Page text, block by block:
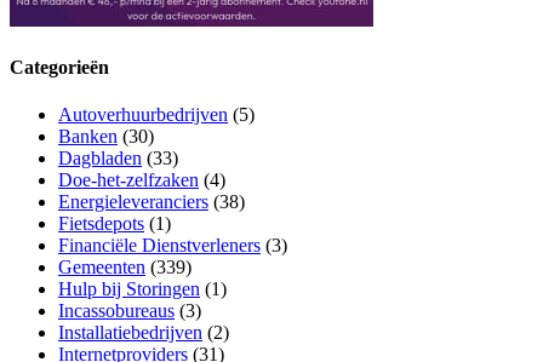
Categorieën
Autoverhuurbedrijven (5)
Banken (30)
Dagbladen (33)
Doe-het-zelfzaken (4)
Energieleveranciers (38)
Fietsdepots (1)
Financiële Dienstverleners (3)
Gemeenten (339)
Hulp bij Storingen (1)
Incassobureaus (3)
Installatiebedrijven (2)
Internetproviders (31)